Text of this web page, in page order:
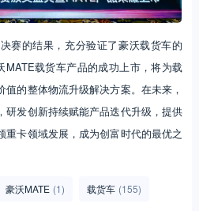
赛的结果，充分验证了豪沃载货车的
MATE载货车产品的成功上市，将为载
的整体物流升级解决方案。在未来，
研发创新持续赋能产品迭代升级，提供
重卡领域发展，成为创富时代的最优之
豪沃MATE (1) 载货车 (155)